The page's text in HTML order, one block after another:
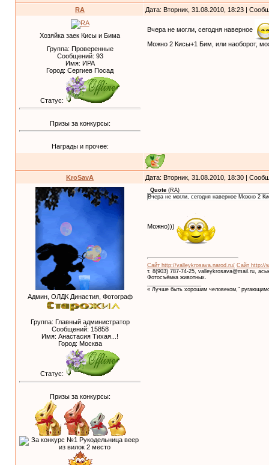
RA Дата: Вторник, 31.08.2010, 18:23 |
Хозяйка заек Кисы и Бима
Группа: Проверенные
Сообщений: 93
Имя: ИРА
Город: Сергиев Посад
Статус:
Призы за конкурсы:
Награды и прочее:
Вчера не могли, сегодня наверное
Можно 2 Кисы+1 Бим, или наоборот,
KroSavA Дата: Вторник, 31.08.2010, 18:30 |
Админ, ОЛДК Династия, Фотограф
Группа: Главный администратор
Сообщений: 15858
Имя: Анастасия Тихая...!
Город: Москва
Статус:
Призы за конкурсы:
Quote (RA)
Вчера не могли, сегодня наверное Можно 2
Можно)))
Сайт http://valleykrosava.narod.ru/ Сайт http://
т. 8(903) 787-74-25, valleykrosava@mail.ru,
Фотосъёмка животных.
« Лучше быть хорошим человеком,"